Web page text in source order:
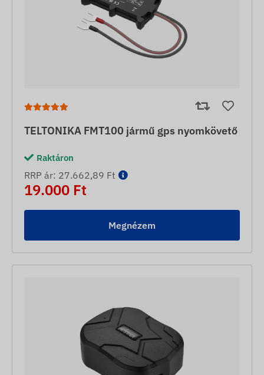
TELTONIKA FMT100 jármű gps nyomkövető
Raktáron
RRP ár: 27.662,89 Ft
19.000 Ft
Megnézem